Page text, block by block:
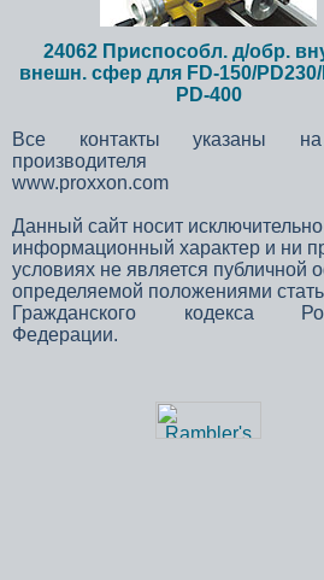
24062 Приспособл. д/обр.
внешн. сфер для FD-150/PD230/
PD-400
Все контакты указаны
производителя
www.proxxon.com
Данный сайт носит исключительно
информационный характер и ни
условиях не является публичной
определяемой положениями
Гражданского кодекса
Федерации.